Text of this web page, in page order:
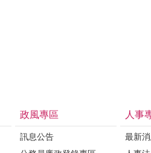
政風專區
訊息公告
人事
最新